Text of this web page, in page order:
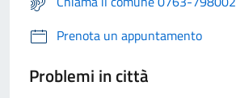
Prenota un appuntamento
Problemi in città